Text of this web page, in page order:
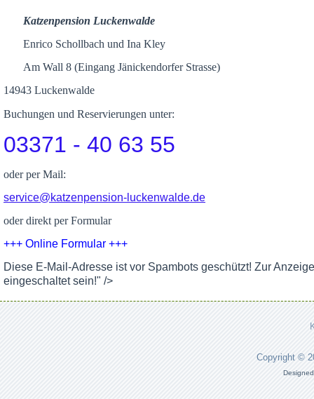
Katzenpension Luckenwalde
Enrico Schollbach und Ina Kley
Am Wall 8 (Eingang Jänickendorfer Strasse)
14943 Luckenwalde
Buchungen und Reservierungen unter:
03371 - 40 63 55
oder per Mail:
service@katzenpension-luckenwalde.de
oder direkt per Formular
+++ Online Formular +++
Diese E-Mail-Adresse ist vor Spambots geschützt! Zur
eingeschaltet sein!" />
Copyright ©